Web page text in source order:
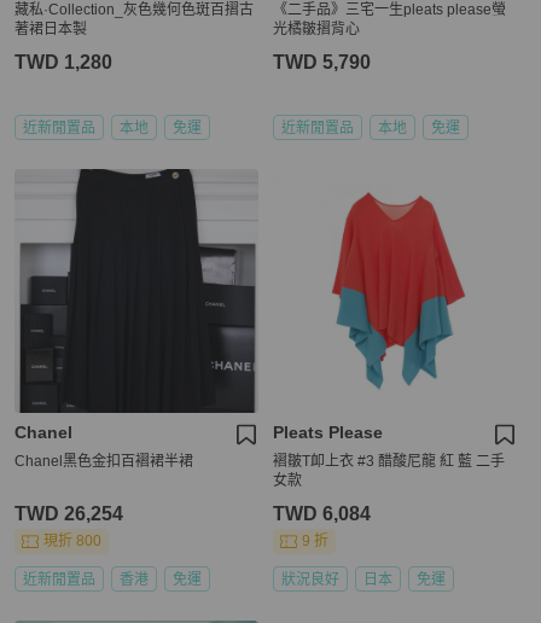
藏私·Collection_灰色幾何色斑百摺古
著裙日本製
TWD 1,280
近新閒置品 本地 免運
《二手品》三宅一生pleats please螢
光橘皺摺背心
TWD 5,790
近新閒置品 本地 免運
Chanel
Chanel黑色金扣百褶裙半裙
TWD 26,254
現折 800
近新閒置品 香港 免運
Pleats Please
褶皺T卹上衣 #3 醋酸尼龍 紅 藍 二手
女款
TWD 6,084
9 折
狀況良好 日本 免運